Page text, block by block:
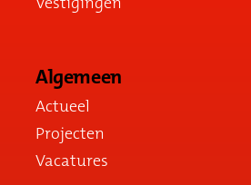
Algemeen
Actueel
Projecten
Vacatures